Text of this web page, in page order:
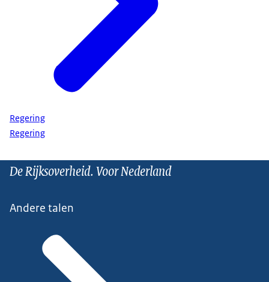
Regering
Regering
De Rijksoverheid. Voor Nederland
Andere talen